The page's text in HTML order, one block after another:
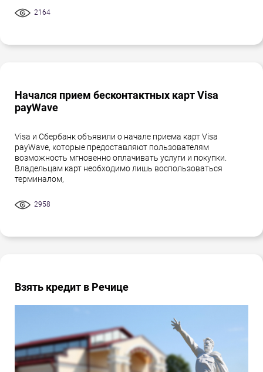
2164
Начался прием бесконтактных карт Visa
payWave
Visa и Сбербанк объявили о начале приема карт Visa
payWave, которые предоставляют пользователям
возможность мгновенно оплачивать услуги и покупки.
Владельцам карт необходимо лишь воспользоваться
терминалом,
2958
Взять кредит в Речице